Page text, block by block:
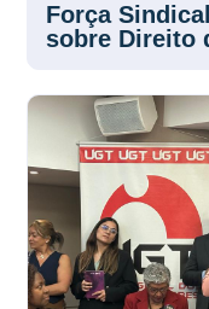
Força
sobre Direito